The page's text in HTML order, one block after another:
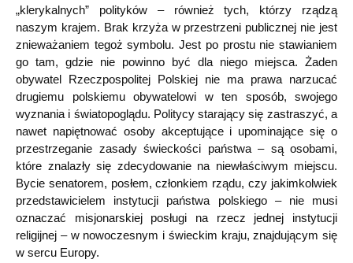
„klerykalnych” polityków – również tych, którzy rządzą
naszym krajem. Brak krzyża w przestrzeni publicznej nie jest
znieważaniem tegoż symbolu. Jest po prostu nie stawianiem
go tam, gdzie nie powinno być dla niego miejsca. Żaden
obywatel Rzeczpospolitej Polskiej nie ma prawa narzucać
drugiemu polskiemu obywatelowi w ten sposób, swojego
wyznania i światopoglądu. Politycy starający się zastraszyć, a
nawet napiętnować osoby akceptujące i upominające się o
przestrzeganie zasady świeckości państwa – są osobami,
które znalazły się zdecydowanie na niewłaściwym miejscu.
Bycie senatorem, posłem, członkiem rządu, czy jakimkolwiek
przedstawicielem instytucji państwa polskiego – nie musi
oznaczać misjonarskiej posługi na rzecz jednej instytucji
religijnej – w nowoczesnym i świeckim kraju, znajdującym się
w sercu Europy.